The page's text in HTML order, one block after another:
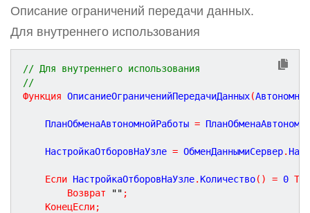
Описание ограничений передачи данных.
Для внутреннего использования
// Для внутреннего использования
//
Функция ОписаниеОграниченийПередачиДанных(
	ПланОбменаАвтономнойРаботы
=
	НастройкаОтборовНаУзле
= ОбменДаннымиСервер.
Если НастройкаОтборовНаУзле. Количество( ) = 0
Возврат
"" ;
КонецЕсли;